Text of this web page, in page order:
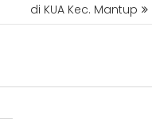
di KUA Kec. Mantup